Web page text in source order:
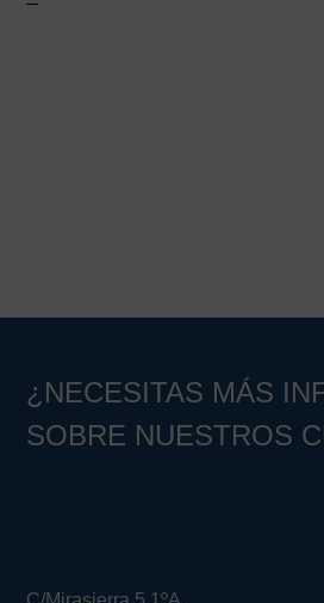
¿NECESITAS MÁS
SOBRE NUESTROS